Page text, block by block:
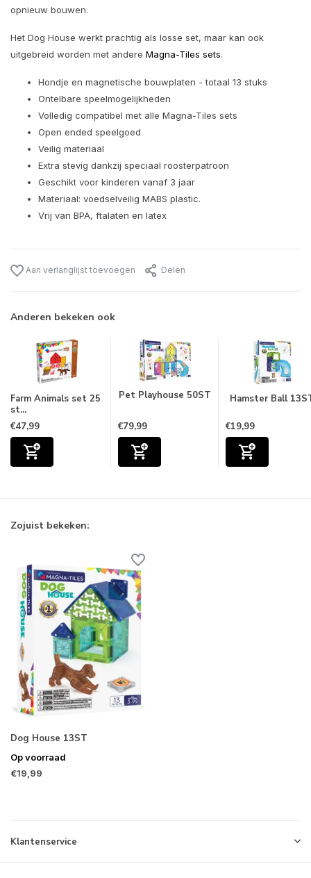
opnieuw bouwen.
Het Dog House werkt prachtig als losse set, maar kan ook
uitgebreid worden met andere Magna-Tiles sets.
Hondje en magnetische bouwplaten - totaal 13 stuks
Ontelbare speelmogelijkheden
Volledig compatibel met alle Magna-Tiles sets
Open ended speelgoed
Veilig materiaal
Extra stevig dankzij speciaal roosterpatroon
Geschikt voor kinderen vanaf 3 jaar
Materiaal: voedselveilig MABS plastic.
Vrij van BPA, ftalaten en latex
Aan verlanglijst toevoegen Delen
Anderen bekeken ook
Farm Animals set 25
st...
€47,99
Pet Playhouse 50ST
€79,99
Hamster Ball
€19,99
Zojuist bekeken:
Dog House 13ST
Op voorraad
€19,99
Klantenservice